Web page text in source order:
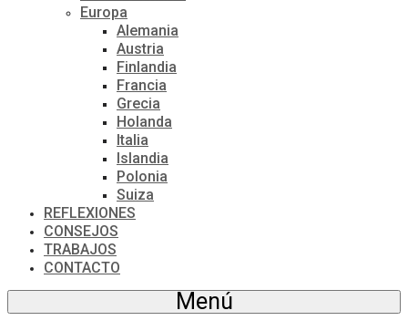
Europa
Alemania
Austria
Finlandia
Francia
Grecia
Holanda
Italia
Islandia
Polonia
Suiza
REFLEXIONES
CONSEJOS
TRABAJOS
CONTACTO
Menú